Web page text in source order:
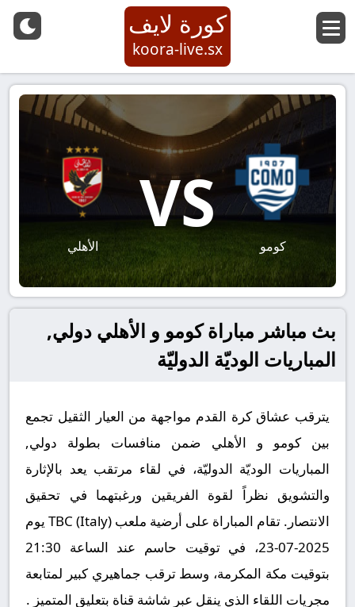
كورة لايف
koora-live.sx
كومو
VS
الأهلي
بث مباشر مباراة كومو و الأهلي دولي,
المباريات الوديّة الدوليّة
يترقب عشاق كرة القدم مواجهة من العيار الثقيل تجمع
بين كومو و الأهلي ضمن منافسات بطولة دولي,
المباريات الوديّة الدوليّة، في لقاء مرتقب يعد بالإثارة
والتشويق نظراً لقوة الفريقين ورغبتهما في تحقيق
الانتصار. تقام المباراة على أرضية ملعب TBC (Italy) يوم
2025-07-23، في توقيت حاسم عند الساعة 21:30
بتوقيت مكة المكرمة، وسط ترقب جماهيري كبير لمتابعة
مجريات اللقاء الذي ينقل عبر شاشة قناة بتعليق المتميز .